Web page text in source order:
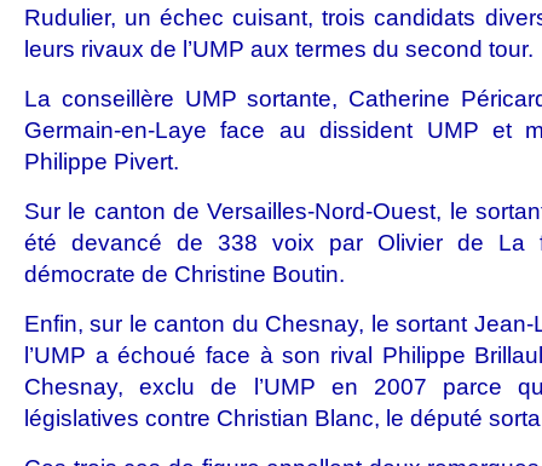
Rudulier, un échec cuisant, trois candidats
leurs rivaux de l’UMP aux termes du second tour.
La conseillère UMP sortante, Catherine
Germain-en-Laye face au dissident UMP et
Philippe Pivert.
Sur le canton de Versailles-Nord-Ouest, le
été devancé de 338 voix par Olivier de La
démocrate de Christine Boutin.
Enfin, sur le canton du Chesnay, le sortant
l’UMP a échoué face à son rival Philippe
Chesnay, exclu de l’UMP en 2007 parce
législatives contre Christian Blanc, le député